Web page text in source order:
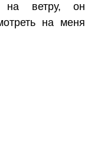
на ветру, он
на меня